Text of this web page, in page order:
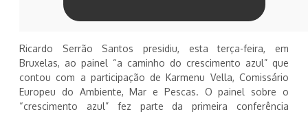
Ricardo Serrão Santos presidiu, esta terça-feira, em
Bruxelas, ao painel “a caminho do crescimento azul” que
contou com a participação de Karmenu Vella, Comissário
Europeu do Ambiente, Mar e Pescas. O painel sobre o
“crescimento azul” fez parte da primeira conferência